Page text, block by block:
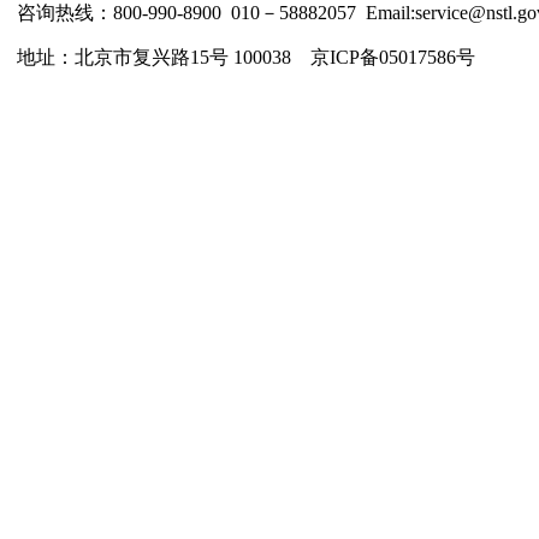
咨询热线：800-990-8900 010－58882057
地址：北京市复兴路15号 100038 京ICP备05017586号